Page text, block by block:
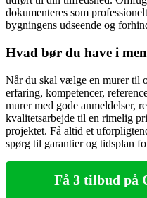
dokumenteres som
bygningens udseende og
Hvad bør du have i
Når du skal vælge en murer til
erfaring, kompetencer,
murer med gode anmeldelser,
kvalitetsarbejde til en rimelig
projektet. Få altid et
spørg til garantier og tidsplan
Få 3 tilbud på